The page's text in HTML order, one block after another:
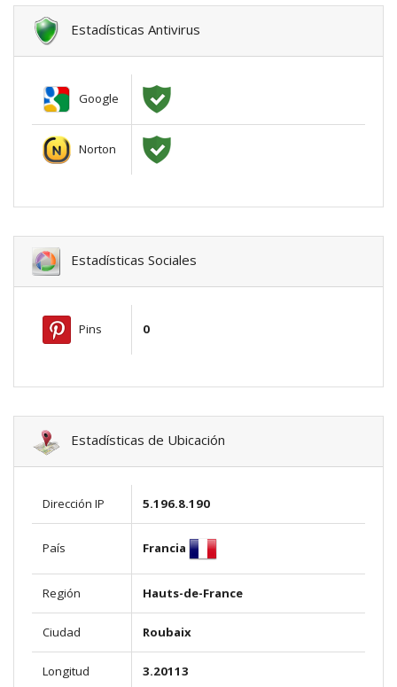
Estadísticas Antivirus
Google
Norton
Estadísticas Sociales
Pins 0
Estadísticas de Ubicación
Dirección IP 5.196.8.190
País Francia
Región Hauts-de-France
Ciudad Roubaix
Longitud 3.20113